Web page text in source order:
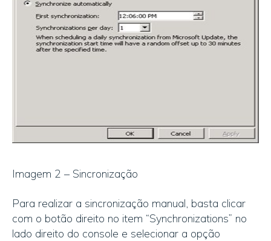
Imagem 2 – Sincronização
Para realizar a sincronização manual, basta clicar
com o botão direito no item “Synchronizations” no
lado direito do console e selecionar a opção